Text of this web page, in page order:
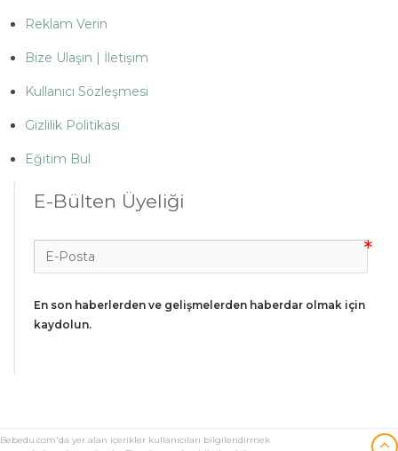
Reklam Verin
Bize Ulaşın | İletişim
Kullanıcı Sözleşmesi
Gizlilik Politikası
Eğitim Bul
E-Bülten Üyeliği
En son haberlerden ve gelişmelerden haberdar olmak için
kaydolun.
Bebedu.com'da yer alan içerikler kullanıcıları bilgilendirmek